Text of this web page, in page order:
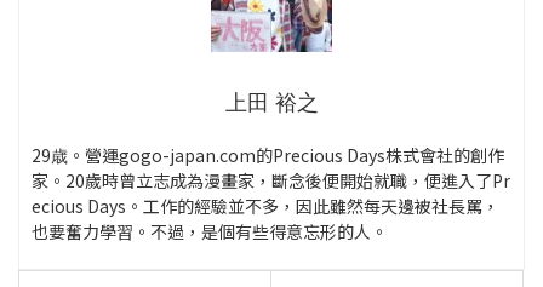
上田 裕之
29歳。營運gogo-japan.com的Precious Days株式會社的創作
家。20歲時曾立志成為漫畫家，斷念後便開始就職，便進入了Pr
ecious Days。工作的經驗並不多，因此雖然每天邊被社長罵，
也要奮力學習。不過，是個有些得意忘形的人。